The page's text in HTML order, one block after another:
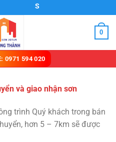
SƠN NƯỚC XUÂN LỘC
0
0971 594 020
và giao nhận sơn
trình Quý khách trong bán
hơn 5 – 7km sẽ được